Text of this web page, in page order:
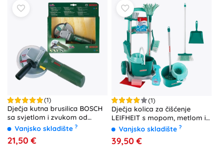
(1)
Dječja kutna brusilica BOSCH
sa svjetlom i zvukom od
Kleina
Vanjsko skladište ?
21,50 €
(1)
Dječja kolica za čišćenje
LEIFHEIT s mopom, metlom i
dodacima KLEIN
Vanjsko skladište ?
39,50 €